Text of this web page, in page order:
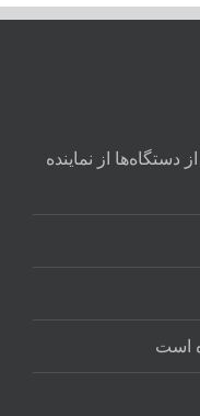
از نماینده
است